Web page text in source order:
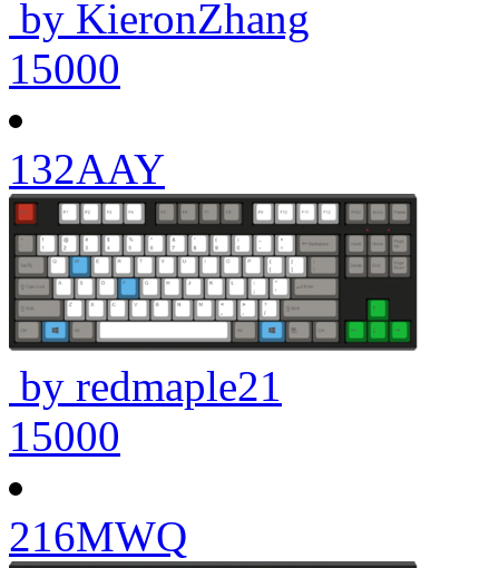
by KieronZhang
15000
132AAY
by redmaple21
15000
216MWQ